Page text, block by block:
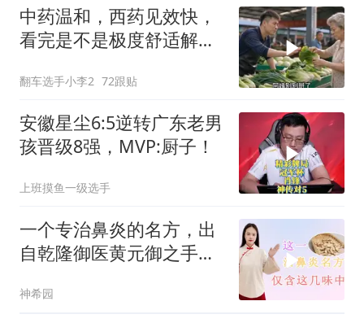
中药温和，西药见效快，
看完是不是极度舒适解
翻车选手小李2 72跟贴
安徽星尘6:5逆转广东老男
孩晋级8强，MVP:厨子！
上班摸鱼一级选手
一个专治鼻炎的名方，出
自乾隆御医黄元御之手，
神希园